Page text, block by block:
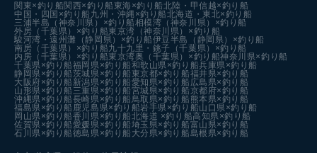
関東×釣り船関西×釣り船 東海×釣り船北陸・甲信越×釣り船
中国・四国×釣り船 九州・沖縄×釣り船北海道・東北×釣り船
三浦半島（神奈川県）×釣り船相模湾（神奈川県）×釣り船
外房（千葉県）×釣り船東京湾（神奈川県）×釣り船
駿河湾・遠州灘（静岡県）×釣り船伊豆半島（静岡県）×釣り船
南房（千葉県）×釣り船九十九里・銚子（千葉県）×釣り船
内房（千葉県）×釣り船東京湾奥（千葉県）×釣り船神奈川県×釣り船
千葉県×釣り船福岡県×釣り船和歌山県×釣り船兵庫県×釣り船
静岡県×釣り船茨城県×釣り船 東京都×釣り船福井県×釣り船
大阪府×釣り船 新潟県×釣り船愛知県×釣り船 広島県×釣り船
山形県×釣り船 三重県×釣り船宮城県×釣り船京都府×釣り船
沖縄県×釣り船長崎県×釣り船鳥取県×釣り船 熊本県×釣り船
福島県×釣り船 鹿児島県×釣り船岩手県×釣り船山口県×釣り船
岡山県×釣り船香川県×釣り船北海道 ×釣り船高知県×釣り船
佐賀県×釣り船愛媛県×釣り船埼玉県×釣り船富山県×釣り船
石川県×釣り船徳島県×釣り船 大分県×釣り船島根県×釣り船